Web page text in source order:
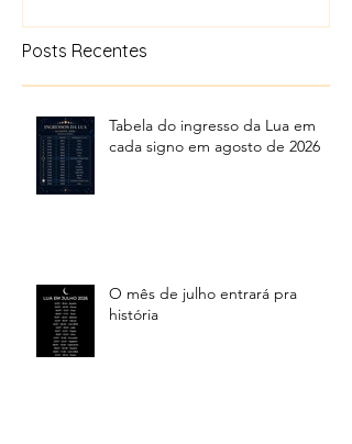
Posts Recentes
Tabela do ingresso da Lua em
cada signo em agosto de 2026
O mês de julho entrará pra
história